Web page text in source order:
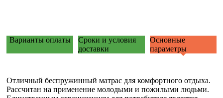
Варианты оплаты
Сроки и условия
доставки
Основные
параметры
Отличный беспружинный матрас для комфортного отдыха.
Рассчитан на применение молодыми и пожилыми людьми.